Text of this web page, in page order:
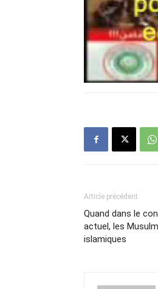
Article précédent
Quand dans le
actuel, les
islamiques